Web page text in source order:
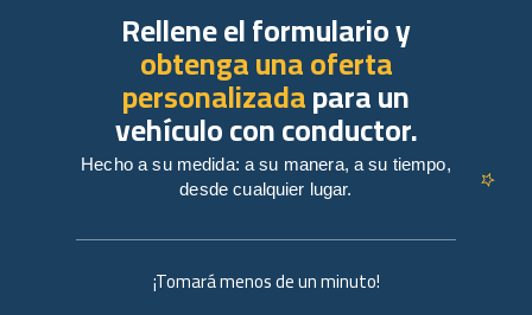
¡Tomará menos de un minuto!
Rellene el formulario y
obtenga una oferta
personalizadapara un
vehículo con conductor.
Hecho a su medida: a su manera, a su tiempo,
desde cualquier lugar.